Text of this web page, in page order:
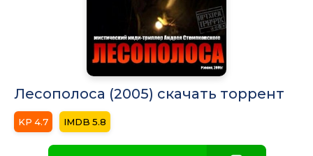
Лесополоса (2005) скачать торрент
4.7 5.8